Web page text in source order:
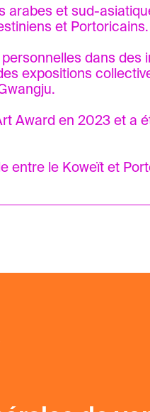
et sud-
et Portoricains.
dans
expositions
Award en 2023 et a
entre le Koweït et